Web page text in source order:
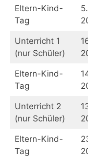
Eltern-Kind-
Tag
Unterricht 1
(nur Schüler)
Eltern-Kind-
Tag
Unterricht 2
(nur Schüler)
Eltern-Kind-
Tag